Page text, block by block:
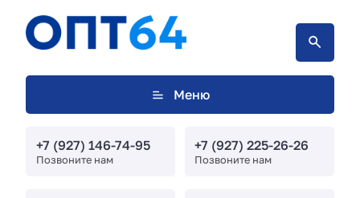
Меню
+7 (927) 146-74-95
Позвоните нам
+7 (927) 225-26-26
Позвоните нам